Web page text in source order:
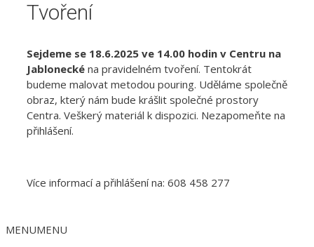
Tvoření
Sejdeme se 18.6.2025 ve 14.00 hodin v Centru na
Jablonecké na pravidelném tvoření. Tentokrát
budeme malovat metodou pouring. Uděláme společně
obraz, který nám bude krášlit společné prostory
Centra. Veškerý materiál k dispozici. Nezapomeňte na
přihlášení.
Více informací a přihlášení na: 608 458 277
MENUMENU